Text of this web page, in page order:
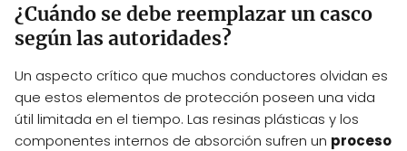
¿Cuándo se debe reemplazar un casco
según las autoridades?
Un aspecto crítico que muchos conductores olvidan es
que estos elementos de protección poseen una vida
útil limitada en el tiempo. Las resinas plásticas y los
componentes internos de absorción sufren un proceso